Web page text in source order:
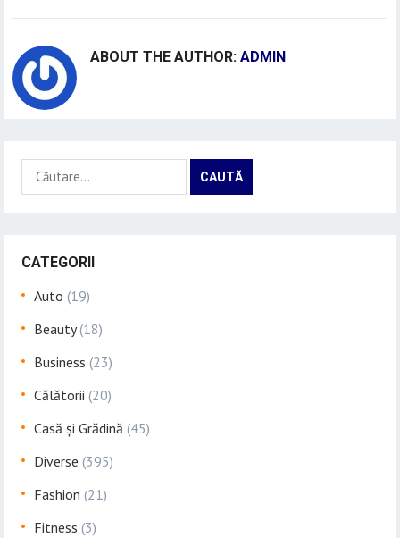
ABOUT THE AUTHOR:ADMIN
Caută
după:
CATEGORII
Auto (19)
Beauty(18)
Business (23)
Călătorii (20)
Casă și Grădină (45)
Diverse (395)
Fashion (21)
Fitness (3)